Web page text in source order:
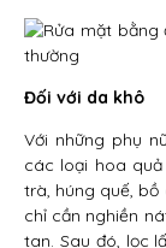
Đối với da khô
Với những phụ
các loại hoa
trà, húng quế,
chỉ cần nghiền
tan. Sau đó, lọc